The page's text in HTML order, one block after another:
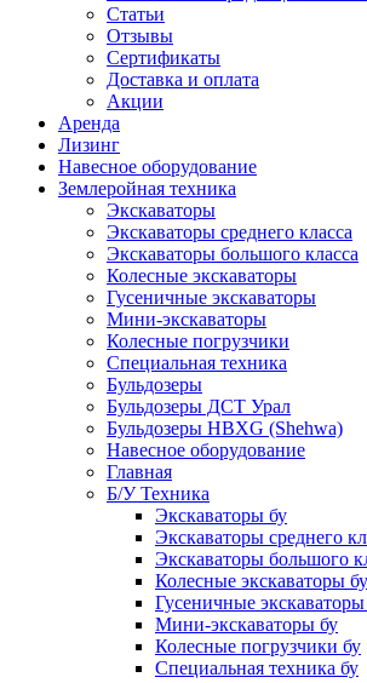
Статьи
Отзывы
Сертификаты
Доставка и оплата
Акции
Аренда
Лизинг
Навесное оборудование
Землеройная техника
Экскаваторы
Экскаваторы среднего класса
Экскаваторы большого класса
Колесные экскаваторы
Гусеничные экскаваторы
Мини-экскаваторы
Колесные погрузчики
Специальная техника
Бульдозеры
Бульдозеры ДСТ Урал
Бульдозеры HBXG (Shehwa)
Навесное оборудование
Главная
Б/У Техника
Экскаваторы бу
Экскаваторы среднего
Экскаваторы большого
Колесные экскаваторы бу
Гусеничные экскаваторы
Мини-экскаваторы бу
Колесные погрузчики бу
Специальная техника бу